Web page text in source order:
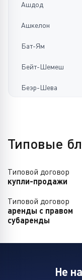
Ашдод
Ашкелон
Бат-Ям
Бейт-Шемеш
Беэр-Шева
Гиватаим
Иерусалим
Кармиэль
Кирьят-Моцкин
Типовые
Типовой договор
купли-продажи
Типовой договор
аренды с правом
субаренды
Не